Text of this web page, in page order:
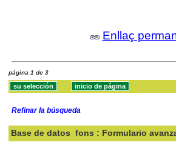
Enllaç
página 1 de 3
Refinar la búsqueda
Base de datos fons : Formulario